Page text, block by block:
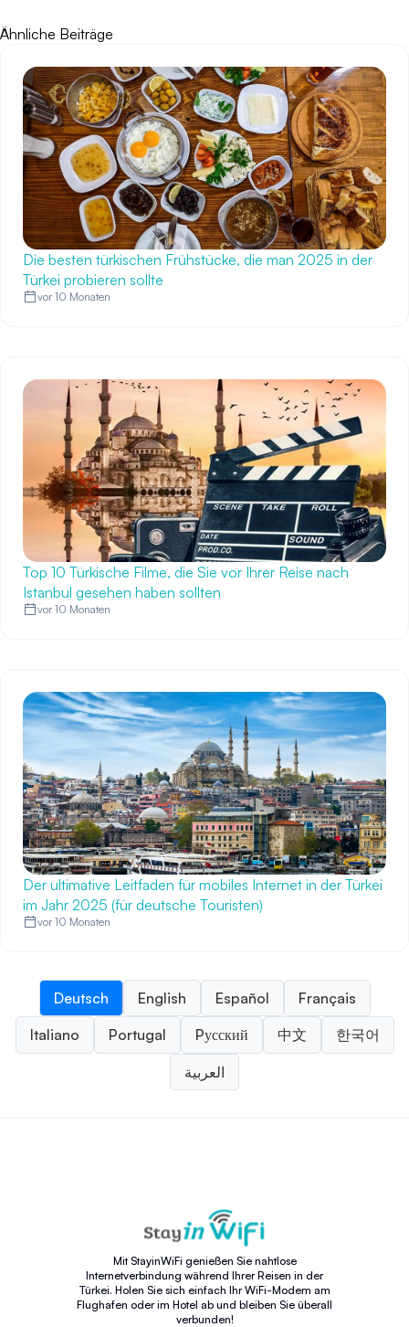
Ähnliche Beiträge
Die besten türkischen Frühstücke, die man 2025 in der
Türkei probieren sollte
vor 10 Monaten
Top 10 Türkische Filme, die Sie vor Ihrer Reise nach
Istanbul gesehen haben sollten
vor 10 Monaten
Der ultimative Leitfaden für mobiles Internet in der Türkei
im Jahr 2025 (für deutsche Touristen)
vor 10 Monaten
Deutsch English Español
Français
Italiano
Portugal Pусский 中文 한국어
العربية
Mit StayinWiFi genießen Sie nahtlose
Internetverbindung während Ihrer Reisen in der
Türkei. Holen Sie sich einfach Ihr WiFi-Modem am
Flughafen oder im Hotel ab und bleiben Sie überall
verbunden!